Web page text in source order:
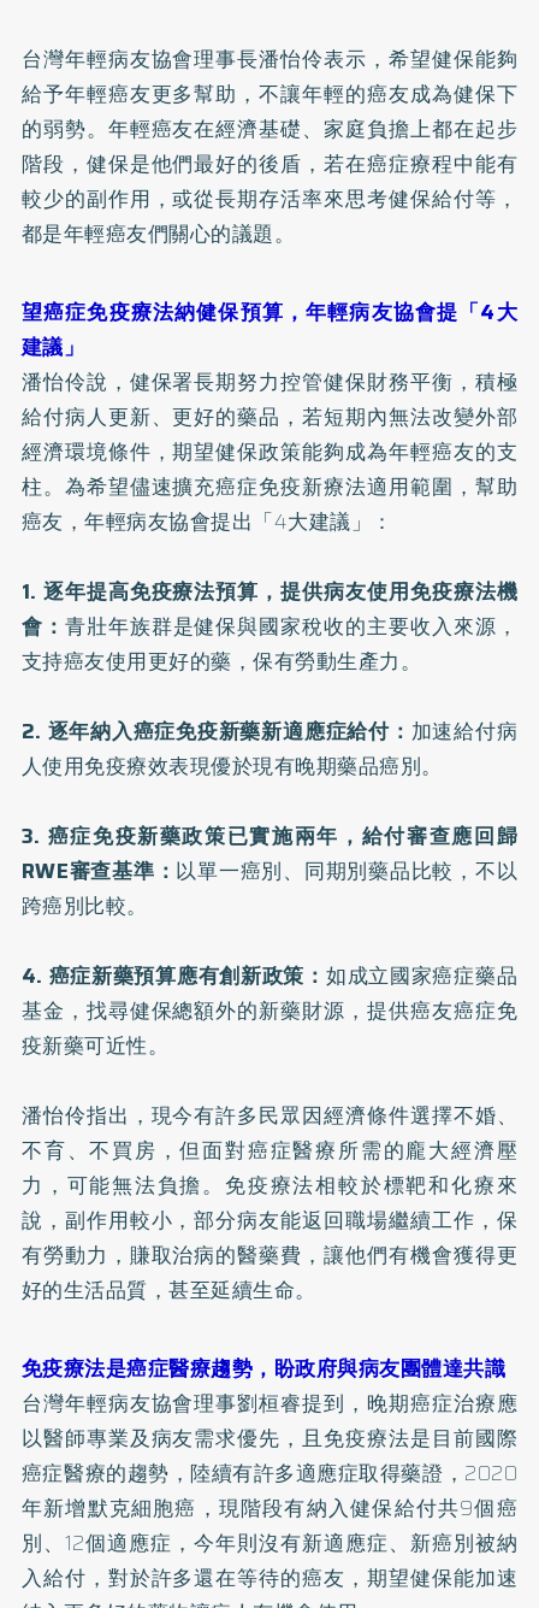
台灣年輕病友協會理事長潘怡伶表示，希望健保能夠
給予年輕癌友更多幫助，不讓年輕的癌友成為健保下
的弱勢。年輕癌友在經濟基礎、家庭負擔上都在起步
階段，健保是他們最好的後盾，若在癌症療程中能有
較少的副作用，或從長期存活率來思考健保給付等，
都是年輕癌友們關心的議題。
望癌症免疫療法納健保預算，年輕病友協會提「4大
建議」
潘怡伶說，健保署長期努力控管健保財務平衡，積極
給付病人更新、更好的藥品，若短期內無法改變外部
經濟環境條件，期望健保政策能夠成為年輕癌友的支
柱。為希望儘速擴充癌症免疫新療法適用範圍，幫助
癌友，年輕病友協會提出「4大建議」：
1. 逐年提高免疫療法預算，提供病友使用免疫療法機
會： 青壯年族群是健保與國家稅收的主要收入來源，
支持癌友使用更好的藥，保有勞動生產力。
2. 逐年納入癌症免疫新藥新適應症給付： 加速給付病
人使用免疫療效表現優於現有晚期藥品癌別。
3. 癌症免疫新藥政策已實施兩年，給付審查應回歸
RWE審查基準： 以單一癌別、同期別藥品比較，不以
跨癌別比較。
4. 癌症新藥預算應有創新政策： 如成立國家癌症藥品
基金，找尋健保總額外的新藥財源，提供癌友癌症免
疫新藥可近性。
潘怡伶指出，現今有許多民眾因經濟條件選擇不婚、
不育、不買房，但面對癌症醫療所需的龐大經濟壓
力，可能無法負擔。免疫療法相較於標靶和化療來
說，副作用較小，部分病友能返回職場繼續工作，保
有勞動力，賺取治病的醫藥費，讓他們有機會獲得更
好的生活品質，甚至延續生命。
免疫療法是癌症醫療趨勢，盼政府與病友團體達共識
台灣年輕病友協會理事劉桓睿提到，晚期癌症治療應
以醫師專業及病友需求優先，且免疫療法是目前國際
癌症醫療的趨勢，陸續有許多適應症取得藥證，2020
年新增默克細胞癌，現階段有納入健保給付共9個癌
別、12個適應症，今年則沒有新適應症、新癌別被納
入給付，對於許多還在等待的癌友，期望健保能加速